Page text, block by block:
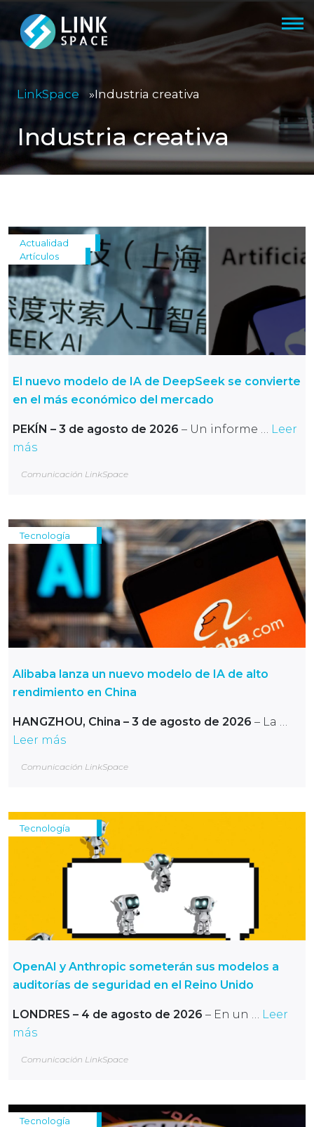
LinkSpace »Industria creativa
Industria creativa
Actualidad
Artículos
El nuevo modelo de IA de DeepSeek se convierte
en el más económico del mercado
PEKÍN – 3 de agosto de 2026 – Un informe … Leer
más
Comunicación LinkSpace
Tecnología
Alibaba lanza un nuevo modelo de IA de alto
rendimiento en China
HANGZHOU, China – 3 de agosto de 2026 – La …
Leer más
Comunicación LinkSpace
Tecnología
OpenAI y Anthropic someterán sus modelos a
auditorías de seguridad en el Reino Unido
LONDRES – 4 de agosto de 2026 – En un … Leer
más
Comunicación LinkSpace
Tecnología